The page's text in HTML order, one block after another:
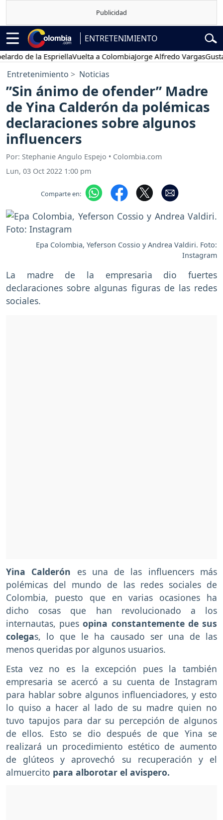
ENTRETENIMIENTO
de la EspriellaVuelta a ColombiaJorge Alfredo VargasGustavo
Entretenimiento Noticias
”Sin ánimo de ofender” Madre
de Yina Calderón da polémicas
declaraciones sobre algunos
influencers
Por: Stephanie Angulo Espejo • Colombia.com
Lun, 03 Oct 2022 1:00 pm
Comparte en:
Epa Colombia, Yeferson Cossio y Andrea Valdiri. Foto:
Instagram
La madre de la empresaria dio fuertes
declaraciones sobre algunas figuras de las redes
sociales.
Yina Calderón es una de las influencers más
polémicas del mundo de las redes sociales de
Colombia, puesto que en varias ocasiones ha
dicho cosas que han revolucionado a los
internautas, pues opina constantemente de sus
colegas, lo que le ha causado ser una de las
menos queridas por algunos usuarios.
Esta vez no es la excepción pues la también
empresaria se acercó a su cuenta de Instagram
para hablar sobre algunos influenciadores, y esto
lo quiso a hacer al lado de su madre quien no
tuvo tapujos para dar su percepción de algunos
de ellos. Esto se dio después de que Yina se
realizará un procedimiento estético de aumento
de glúteos y aprovechó su recuperación y el
almuercito para alborotar el avispero.